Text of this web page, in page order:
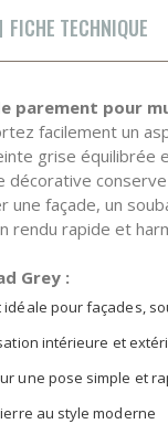
parement pour
facilement un
grise
une façade, un
rendu rapide et
Grey :
idéale pour façades,
intérieure et
une pose simple et
au style moderne
FICHE TECHNIQUE